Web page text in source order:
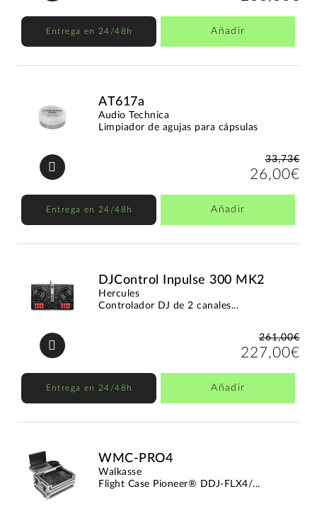
Entrega en 24/48h Añadir
AT617a
Audio Technica
Limpiador de agujas para cápsulas
33,73€
26,00€
Entrega en 24/48h Añadir
DJControl Inpulse 300 MK2
Hercules
Controlador DJ de 2 canales...
261,00€
227,00€
Entrega en 24/48h Añadir
WMC-PRO4
Walkasse
Flight Case Pioneer® DDJ-FLX4/...